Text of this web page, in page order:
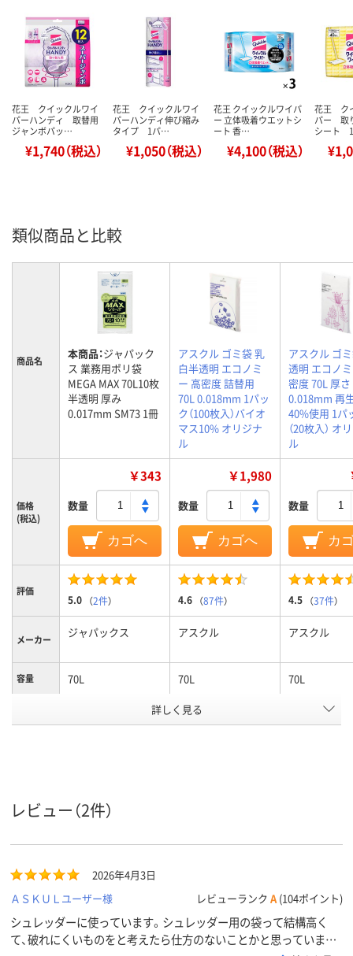
花王 クイックルワイ
パーハンディ 取替用
ジャンボパッ…
¥1,740（税込）
花王 クイックルワイ
パーハンディ伸び縮み
タイプ 1パ…
¥1,050（税込）
花王 クイックルワイパ
ー 立体吸着ウエットシ
ート 香…
¥4,100（税込）
花王 ク
パー 取
シート
類似商品と比較
商品名 本商品：ジャパック
ス 業務用ポリ袋
MEGA MAX 70L10枚
半透明 厚み
0.017mm SM73 1冊
アスクル ゴミ袋 乳
白半透明 エコノミ
ー 高密度 詰替用
70L 0.018mm 1パッ
ク（100枚入）バイオ
マス10% オリジナ
ル
アスクル ゴ
透明 エコノ
密度 70L 厚さ
0.018mm 再
40%使用 1パ
（20枚入） オ
ル
価格
(税込)
￥343
数量
カゴへ
￥1,980
数量
カゴへ
数量
カ
評価
5.0 （2件） 4.6 （87件） 4.5 （37件）
メーカー ジャパックス アスクル アスクル
容量 70L 70L 70L
白半透明
0.017mm
途
ストカート用
ストカート用
袋サイズ
700～1000mm未満
（縦）
700～1000mm未満
詳しく見る
レビュー（2件）
2026年4月3日
ＡＳＫＵＬユーザー様
レビューランク A (104ポイント)
シュレッダーに使っています。シュレッダー用の袋って結構高く
て、破れにくいものをと考えたら仕方のないことかと思っていまし